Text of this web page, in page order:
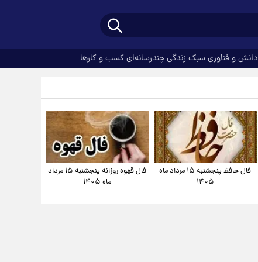
دانش و فناوری سبک زندگیچندرسانه‌ای کسب و کارها
فال حافظ پنجشنبه ۱۵ مرداد ماه
۱۴۰۵
فال قهوه روزانه پنجشنبه ۱۵ مرداد
ماه ۱۴۰۵